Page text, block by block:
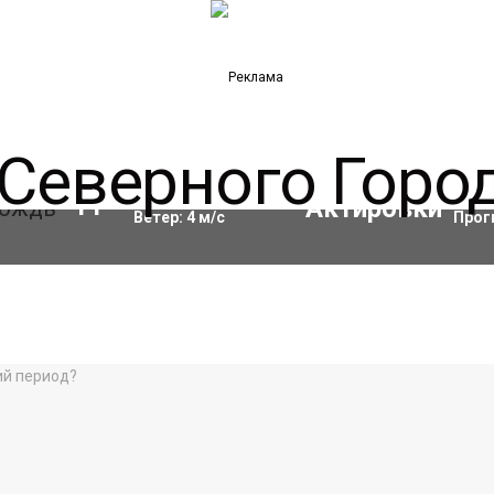
11°C Влажность:91%
Ветер: 4м/с